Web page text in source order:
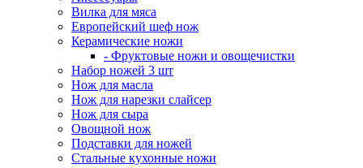
Вилка для мяса
Европейский шеф нож
Керамические ножи
- Фруктовые ножи и овощечистки
Набор ножей 3 шт
Нож для масла
Нож для нарезки слайсер
Нож для сыра
Овощной нож
Подставки для ножей
Стальные кухонные ножи